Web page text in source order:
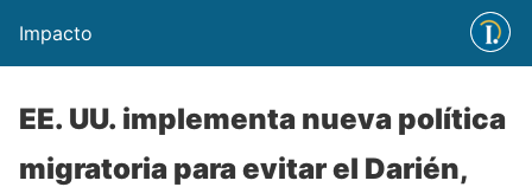
Impacto
EE. UU. implementa nueva política
migratoria para evitar el Darién,